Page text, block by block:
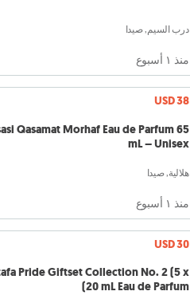
درب السيم, صيدا
منذ ١ أسبوع
USD 38
Qasamat Morhaf Eau de Parfum 65
mL – Unisex
هلالية, صيدا
منذ ١ أسبوع
USD 30
Pride Giftset Collection No. 2 (5 x
20 mL Eau de Parfum)